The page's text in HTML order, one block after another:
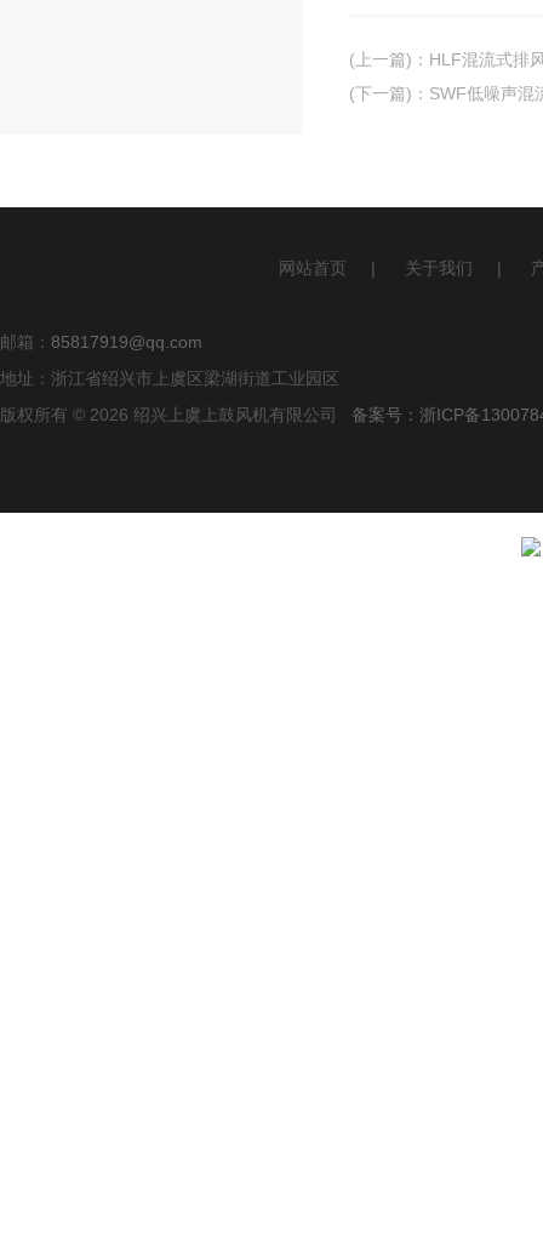
(上一篇) ： HLF混流式排
(下一篇) ： SWF低噪声混
网站首页 | 关于我们 |
邮箱： 85817919@qq.com
地址：浙江省绍兴市上虞区梁湖街道工业园区
版权所有 © 2026 绍兴上虞上鼓风机有限公司 备案号：浙ICP备